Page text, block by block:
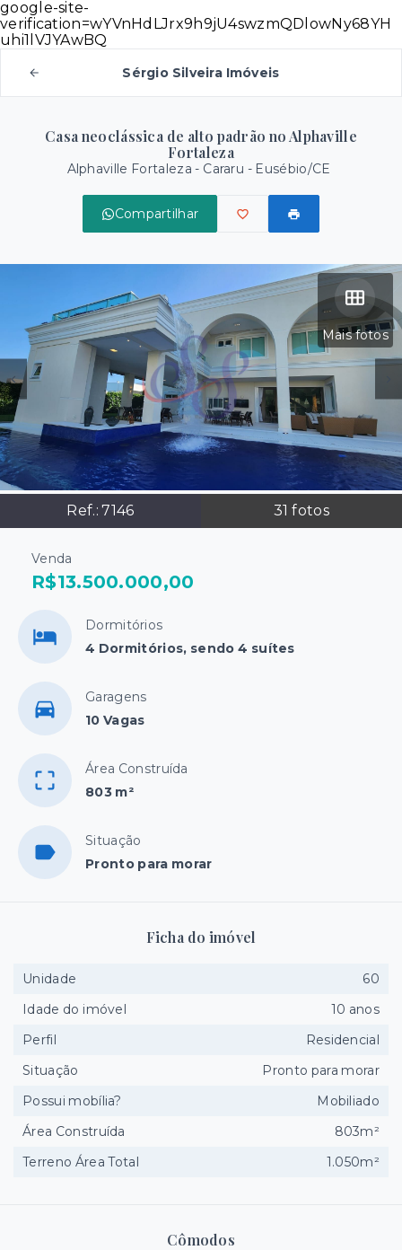
google-site-
verification=wYVnHdLJrx9h9jU4swzmQDlowNy68YH
uhi1lVJYAwBQ
Sérgio Silveira Imóveis
Casa neoclássica de alto padrão no Alphaville
Fortaleza
Alphaville Fortaleza - Cararu - Eusébio/CE
Compartilhar
Mais fotos
Ref.:7146 31 fotos
Venda
R$13.500.000,00
Dormitórios
4 Dormitórios, sendo 4 suítes
Garagens
10 Vagas
Área Construída
803 m²
Situação
Pronto para morar
Cômodos
Ficha do imóvel
Unidade
60
Idade do imóvel
10 anos
Perfil
Residencial
Situação
Pronto para morar
Possui mobília?
Mobiliado
Área Construída
803m²
Terreno Área Total
1.050m²